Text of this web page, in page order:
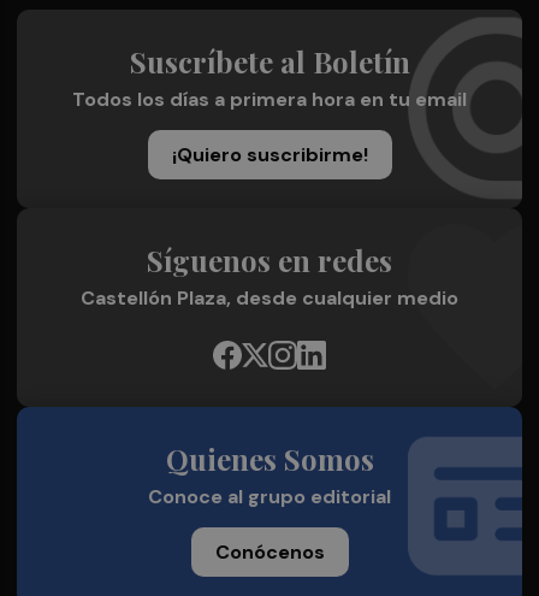
Suscríbete al Boletín
Todos los días a primera hora en tu email
¡Quiero suscribirme!
Síguenos en redes
Castellón Plaza, desde cualquier medio
Quienes Somos
Conoce al grupo editorial
Conócenos